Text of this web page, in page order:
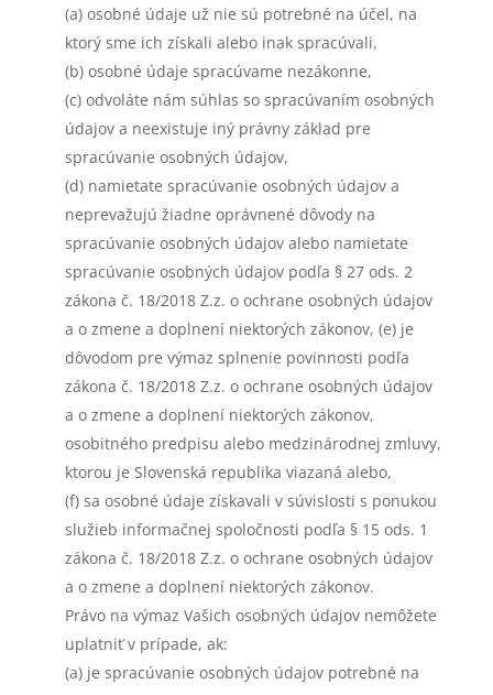
(a) osobné údaje už nie sú potrebné na účel, na
ktorý sme ich získali alebo inak spracúvali,
(b) osobné údaje spracúvame nezákonne,
(c) odvoláte nám súhlas so spracúvaním osobných
údajov a neexistuje iný právny základ pre
spracúvanie osobných údajov,
(d) namietate spracúvanie osobných údajov a
neprevažujú žiadne oprávnené dôvody na
spracúvanie osobných údajov alebo namietate
spracúvanie osobných údajov podľa § 27 ods. 2
zákona č. 18/2018 Z.z. o ochrane osobných údajov
a o zmene a doplnení niektorých zákonov, (e) je
dôvodom pre výmaz splnenie povinnosti podľa
zákona č. 18/2018 Z.z. o ochrane osobných údajov
a o zmene a doplnení niektorých zákonov,
osobitného predpisu alebo medzinárodnej zmluvy,
ktorou je Slovenská republika viazaná alebo,
(f) sa osobné údaje získavali v súvislosti s ponukou
služieb informačnej spoločnosti podľa § 15 ods. 1
zákona č. 18/2018 Z.z. o ochrane osobných údajov
a o zmene a doplnení niektorých zákonov.
Právo na výmaz Vašich osobných údajov nemôžete
uplatniť v prípade, ak:
(a) je spracúvanie osobných údajov potrebné na